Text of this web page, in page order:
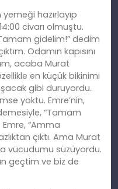
hazırlayıp
civarı olmuştu.
gidelim!” dedim
Odamın kapısını
acaba Murat
en küçük bikinimi
gibi duruyordu.
yoktu. Emre’nin,
“Tamam
Emre, “Amma
çıktı. Ama Murat
vücudumu süzüyordu.
geçtim ve biz de